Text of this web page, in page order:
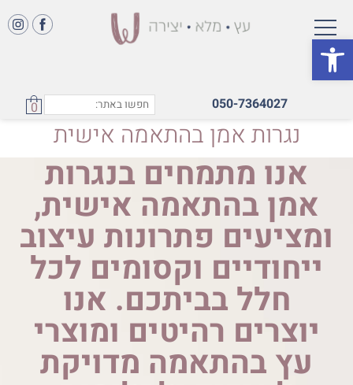
פתח סרגל נגישות
050-7364027
0
נגרות אמן בהתאמה אישית
אנו מתמחים בנגרות
אמן בהתאמה אישית,
ומציעים פתרונות עיצוב
ייחודיים וקסומים לכל
חלל בביתכם. אנו
יוצרים רהיטים ומוצרי
עץ בהתאמה מדויקת